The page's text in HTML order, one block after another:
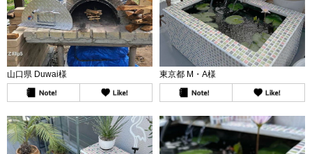
山口県 Duwai様 東京都 M・A様